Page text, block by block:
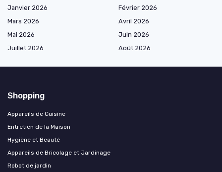
Janvier 2026
Février 2026
Mars 2026
Avril 2026
Mai 2026
Juin 2026
Juillet 2026
Août 2026
Shopping
Appareils de Cuisine
Entretien de la Maison
Hygiène et Beauté
Appareils de Bricolage et Jardinage
Robot de jardin